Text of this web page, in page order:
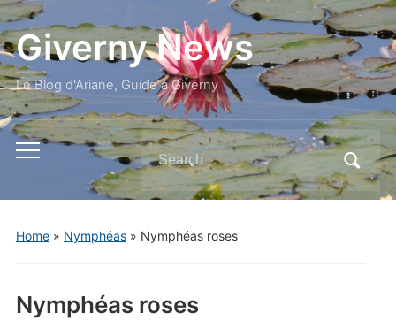
Giverny News
Le Blog d'Ariane, Guide à Giverny
Toggle
menu
Search
for:
Home» Nymphéas» Nymphéas roses
Nymphéas roses